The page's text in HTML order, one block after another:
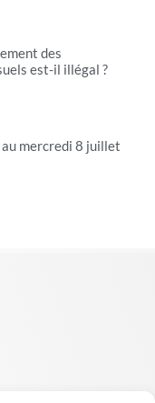
des
est-il illégal ?
mercredi 8 juillet